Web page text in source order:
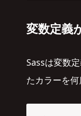
変数定義
Sassは変数
たカラーを何